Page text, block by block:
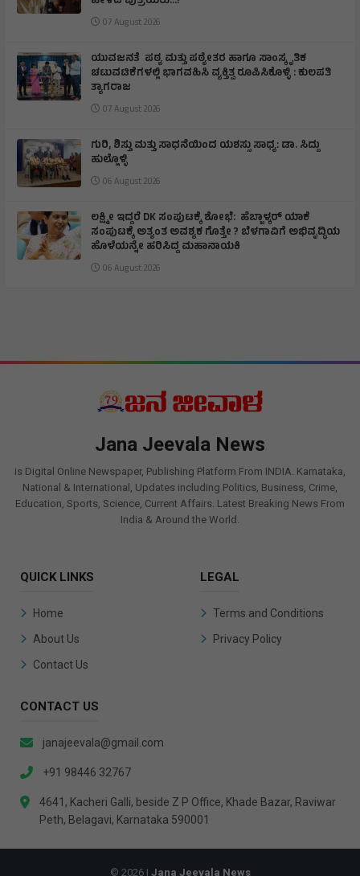
07 August 2026
ಯುವಜನತೆ ಪಠ್ಯ ಮತ್ತು ಪಠ್ಯೇತರ ಹಾಗೂ ಸಾಂಸ್ಕೃತಿಕ
ಚಟುವಟಿಕೆಗಳಲ್ಲಿ ಭಾಗವಹಿಸಿ ವ್ಯಕ್ತಿತ್ವ ರೂಪಿಸಿಕೊಳ್ಳಿ : ಕುಲಪತಿ
ತ್ಯಾಗರಾಜ
07 August 2026
ಗುರಿ, ಶಿಸ್ತು ಮತ್ತು ಸಾಧನೆಯಿಂದ ಯಶಸ್ಸು ಸಾಧ್ಯ: ಡಾ. ಸಿದ್ದು
ಹುಲ್ಲೊಳ್ಳಿ
06 August 2026
ಲಕ್ಷ್ಮೀ ಇದ್ದರೆ DK ಸಂಪುಟಕ್ಕೆ ಶೋಭೆ: ಹೆಬ್ಬಾಳ್ಕರ್ ಯಾಕೆ
ಸಂಪುಟಕ್ಕೆ ಅತ್ಯಂತ ಅವಶ್ಯಕ ಗೊತ್ತೇ ? ಬೆಳಗಾವಿಗೆ ಅಭಿವೃದ್ಧಿಯ
ಹೊಳೆಯನ್ನೇ ಹರಿಸಿದ್ದ ಮಹಾನಾಯಕಿ
06 August 2026
Jana Jeevala News
is Digital Online Newspaper, Publishing Platform From INDIA. Karnataka,
National & International, Updates including Politics, Business, Crime,
Education, Sports, Science, Current Affairs. Latest Breaking News From
India & Around the World.
QUICK LINKS
Home
About Us
Contact Us
LEGAL
Terms and Conditions
Privacy Policy
CONTACT US
janajeevala@gmail.com
+91 98446 32767
4641, Kacheri Galli, beside Z P Office, Khade Bazar, Raviwar
Peth, Belagavi, Karnataka 590001
© 2026 | Jana Jeevala News